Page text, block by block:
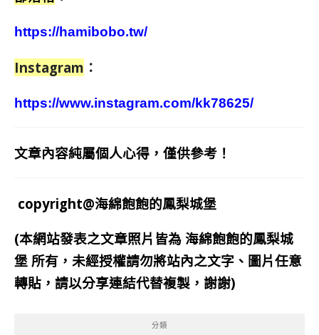
https://hamibobo.tw/
Instagram ：
https://www.instagram.com/kk78625/
文章內容純屬個人心得，僅供參考！
copyright@海綿飽飽的鳳梨城堡
(本網站發表之文章照片皆為 海綿飽飽的鳳梨城
堡 所有，未經授權請勿將站內之文字、圖片任意
轉貼，請以分享連結代替複製，謝謝)
分類